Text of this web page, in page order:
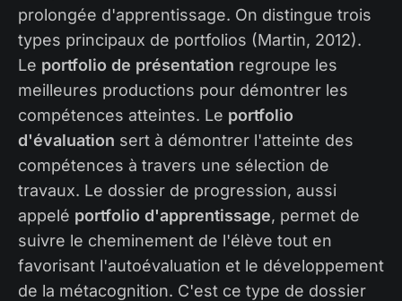
prolongée d'apprentissage. On distingue trois
types principaux de portfolios (Martin, 2012).
Le portfolio de présentation regroupe les
meilleures productions pour démontrer les
compétences atteintes. Le portfolio
d'évaluation sert à démontrer l'atteinte des
compétences à travers une sélection de
travaux. Le dossier de progression, aussi
appelé portfolio d'apprentissage, permet de
suivre le cheminement de l'élève tout en
favorisant l'autoévaluation et le développement
de la métacognition. C'est ce type de dossier